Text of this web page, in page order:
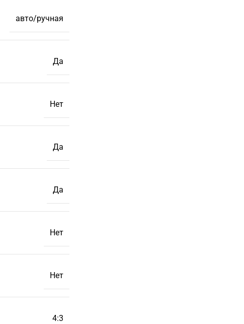
авто/ручная
Да
Нет
Да
Да
Нет
Нет
4:3